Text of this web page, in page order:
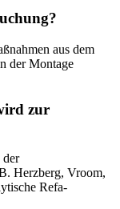
aus dem
der Montage
zur
der
Herzberg, Vroom,
Refa-